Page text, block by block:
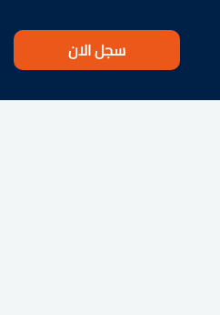
سجل الان